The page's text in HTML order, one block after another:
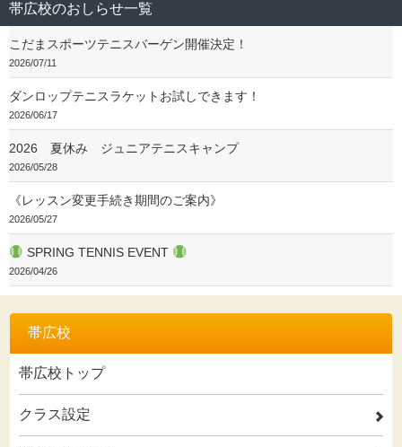
帯広校のおしらせ一覧
こだまスポーツテニスバーゲン開催決定！
2026/07/11
ダンロップテニスラケットお試しできます！
2026/06/17
2026 夏休み ジュニアテニスキャンプ
2026/05/28
《レッスン変更手続き期間のご案内》
2026/05/27
SPRING TENNIS EVENT
2026/04/26
帯広校
帯広校トップ
クラス設定 2